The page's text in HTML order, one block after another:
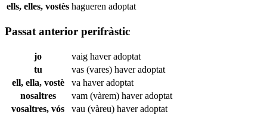
ells, elles, vostès hagueren adoptat
Passat anterior perifràstic
jo vaig haveradoptat
tu
vas (vares) haveradoptat
ell, ella, vostè
va haveradoptat
nosaltres
vam (vàrem) haveradoptat
vosaltres, vós
vau (vàreu) haveradoptat